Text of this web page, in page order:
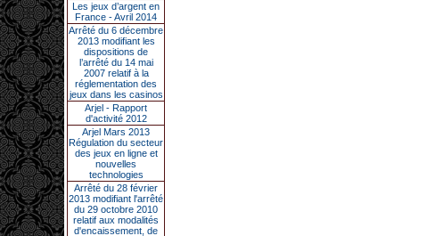
Les jeux d’argent en
France - Avril 2014
Arrêté du 6 décembre
2013 modifiant les
dispositions de
l’arrêté du 14 mai
2007 relatif à la
réglementation des
jeux dans les casinos
Arjel - Rapport
d'activité 2012
Arjel Mars 2013
Régulation du secteur
des jeux en ligne et
nouvelles
technologies
Arrêté du 28 février
2013 modifiant l'arrêté
du 29 octobre 2010
relatif aux modalités
d'encaissement, de